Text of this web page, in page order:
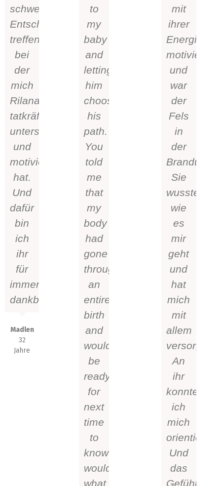
schwerwiegende
Entscheidung
treffen,
bei
der
mich
Rilana
tatkräftig
unterstützt
und
motiviert
hat.
Und
dafür
bin
ich
ihr
für
immer
dankbar!
Madlen
32
Jahre
to
my
baby
and
letting
him
choose
his
path.
You
told
me
that
my
body
had
gone
through
an
entire
birth
and
would
be
ready
for
next
time
to
know
would
what
mit
ihrer
Energie
motiviert
und
war
der
Fels
in
der
Brandung.
Sie
wusste
wie
es
mir
geht
und
hat
mich
mit
allem
versorgt.
An
ihr
konnte
ich
mich
orientieren.
Und
das
Gefühl,